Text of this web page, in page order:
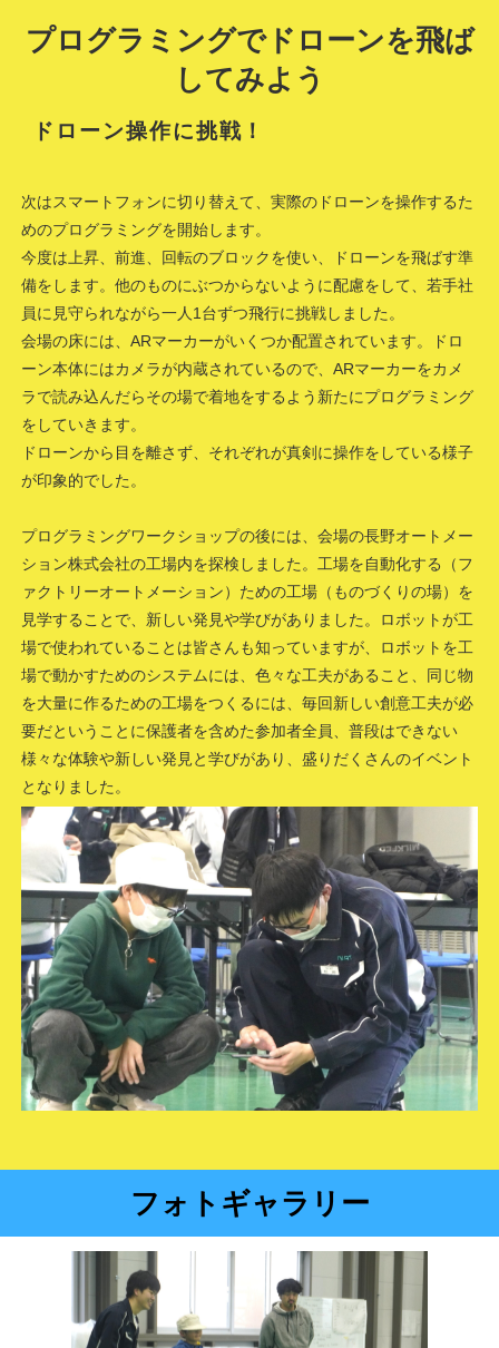
プログラミングでドローンを飛ば
してみよう
ドローン操作に挑戦！
次はスマートフォンに切り替えて、実際のドローンを操作するた
めのプログラミングを開始します。
今度は上昇、前進、回転のブロックを使い、ドローンを飛ばす準
備をします。他のものにぶつからないように配慮をして、若手社
員に見守られながら一人1台ずつ飛行に挑戦しました。
会場の床には、ARマーカーがいくつか配置されています。ドロ
ーン本体にはカメラが内蔵されているので、ARマーカーをカメ
ラで読み込んだらその場で着地をするよう新たにプログラミング
をしていきます。
ドローンから目を離さず、それぞれが真剣に操作をしている様子
が印象的でした。
プログラミングワークショップの後には、会場の長野オートメー
ション株式会社の工場内を探検しました。工場を自動化する（フ
ァクトリーオートメーション）ための工場（ものづくりの場）を
見学することで、新しい発見や学びがありました。ロボットが工
場で使われていることは皆さんも知っていますが、ロボットを工
場で動かすためのシステムには、色々な工夫があること、同じ物
を大量に作るための工場をつくるには、毎回新しい創意工夫が必
要だということに保護者を含めた参加者全員、普段はできない
様々な体験や新しい発見と学びがあり、盛りだくさんのイベント
となりました。
フォトギャラリー